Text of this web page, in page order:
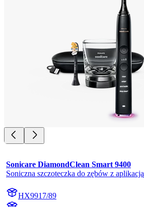
Sonicare DiamondClean Smart 9400
Soniczna szczoteczka do zębów z aplikacją
HX9917/89